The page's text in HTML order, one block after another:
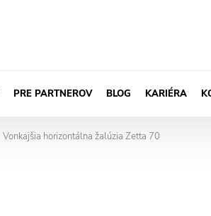
PRE PARTNEROV BLOG KARIÉRA
Vonkajšia horizontálna žalúzia Zetta 70